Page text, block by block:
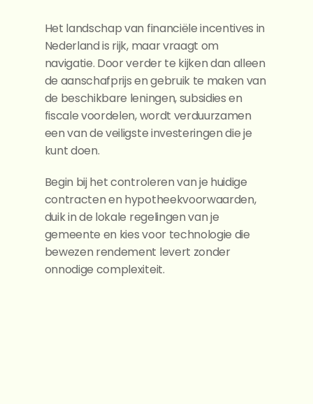
Het landschap van financiële incentives in
Nederland is rijk, maar vraagt om
navigatie. Door verder te kijken dan alleen
de aanschafprijs en gebruik te maken van
de beschikbare leningen, subsidies en
fiscale voordelen, wordt verduurzamen
een van de veiligste investeringen die je
kunt doen.
Begin bij het controleren van je huidige
contracten en hypotheekvoorwaarden,
duik in de lokale regelingen van je
gemeente en kies voor technologie die
bewezen rendement levert zonder
onnodige complexiteit.